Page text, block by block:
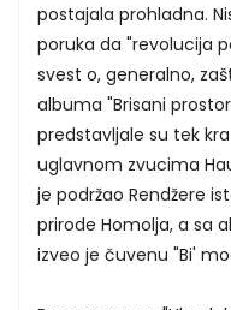
postajala prohladna.
poruka da "revolucija
svest o, generalno,
albuma "Brisani
predstavljale su tek
uglavnom zvucima
je podržao Rendžere
prirode Homolja, a sa
izveo je čuvenu "Bi'